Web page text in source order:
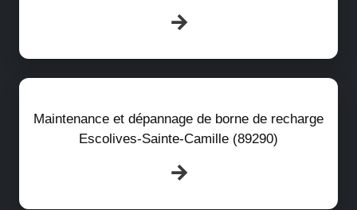
Maintenance et dépannage de borne de recharge
Escolives-Sainte-Camille (89290)